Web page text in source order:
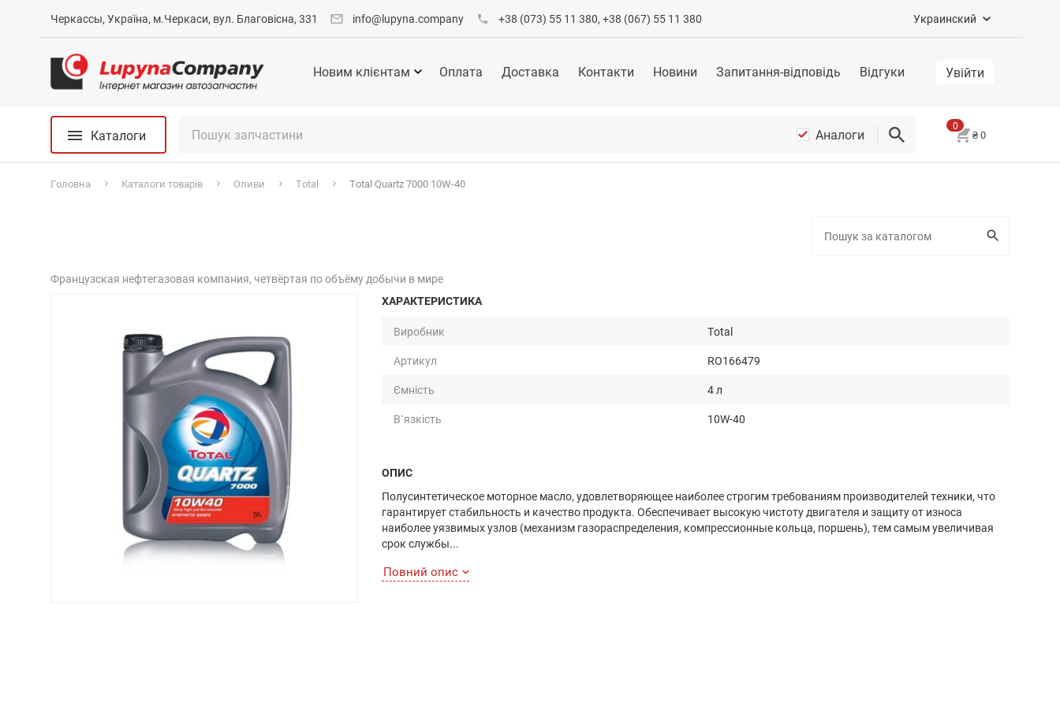
Черкассы, Україна, м.Черкаси, вул. Благовісна, 331 info@lupyna.company +38 (073) 55 11 380, +38 (067) 55 11 380 Украинский
Новим клієнтам Оплата Доставка Контакти Новини Запитання-відповідь Відгуки Увійти
Каталоги Аналоги ₴0
0
Головна Каталоги товарів Оливи Total Total Quartz 7000 10W-40
Французская нефтегазовая компания, четвёртая по объёму добычи в мире
ХАРАКТЕРИСТИКА
Виробник
Total
Артикул
RO166479
Ємність
4 л
В`язкість
10W-40
ОПИС
Полусинтетическое моторное масло, удовлетворяющее наиболее строгим требованиям производителей техники, что
гарантирует стабильность и качество продукта. Обеспечивает высокую чистоту двигателя и защиту от износа
наиболее уязвимых узлов (механизм газораспределения, компрессионные кольца, поршень), тем самым увеличивая
срок службы...
Повний опис